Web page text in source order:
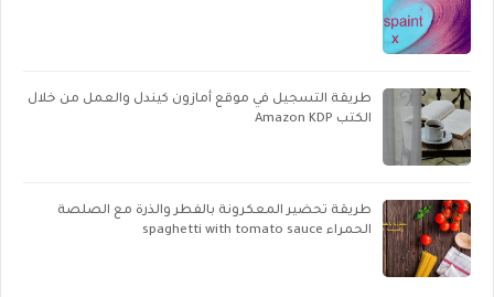
طريقة التسجيل في موقع أمازون كيندل والعمل من خلال
الكتب Amazon KDP
طريقة تحضير المعكرونة بالفطر والذرة مع الصلصة
الحمراء spaghetti with tomato sauce